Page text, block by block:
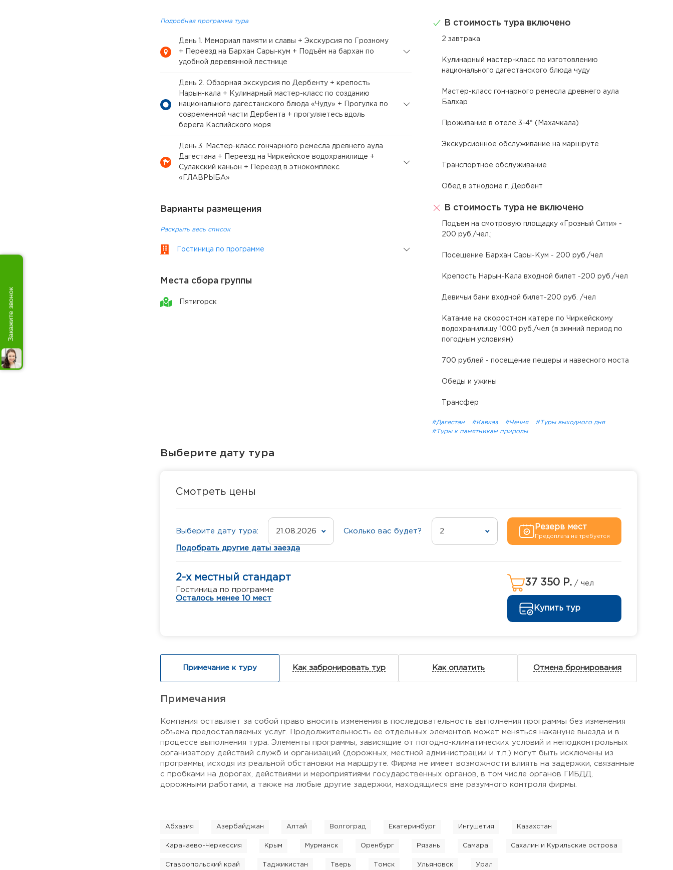
Подробная программа тура
День 1. Мемориал памяти и славы + Экскурсия по Грозному
+ Переезд на Бархан Сары-кум + Подъём на бархан по
удобной деревянной лестнице
День 2. Обзорная экскурсия по Дербенту + крепость
Нарын-кала + Кулинарный мастер-класс по созданию
национального дагестанского блюда «Чуду» + Прогулка по
современной части Дербента + прогуляетесь вдоль
берега Каспийского моря
День 3. Мастер-класс гончарного ремесла древнего аула
Дагестана + Переезд на Чиркейское водохранилище +
Сулакский каньон + Переезд в этнокомплекс
«ГЛАВРЫБА»
Варианты размещения
Раскрыть весь список
Гостиница по программе
Места сбора группы
Пятигорск
В стоимость тура включено
2 завтрака
Кулинарный мастер-класс по изготовлению
национального дагестанского блюда чуду
Мастер-класс гончарного ремесла древнего аула
Балхар
Проживание в отеле 3-4* (Махачкала)
Экскурсионное обслуживание на маршруте
Транспортное обслуживание
Обед в этнодоме г. Дербент
В стоимость тура не включено
Подъем на смотровую площадку «Грозный Сити» -
200 руб./чел.;
Посещение Бархан Сары-Кум - 200 руб./чел
Крепость Нарын-Кала входной билет -200 руб./чел
Девичьи бани входной билет-200 руб. /чел
Катание на скоростном катере по Чиркейскому
водохранилищу 1000 руб./чел (в зимний период по
погодным условиям)
700 рублей - посещение пещеры и навесного моста
Обеды и ужины
Трансфер
#Дагестан #Кавказ #Чечня
#Туры выходного дня
#Туры к памятникам природы
Выберите дату тура
Смотреть цены
Выберите дату тура: 21.08.2026 Сколько вас будет? 2
Резерв мест
Предоплата не требуется
Подобрать другие даты заезда
2-х местный стандарт
Гостиница по программе
Осталось менее 10 мест
37 350 Р./ чел
Купить тур
Примечание к туру Как забронировать тур Как оплатить Отмена бронирования
Примечания
Компания оставляет за собой право вносить изменения в последовательность выполнения программы без изменения
объема предоставляемых услуг. Продолжительность ее отдельных элементов может меняться накануне выезда и в
процессе выполнения тура. Элементы программы, зависящие от погодно-климатических условий и неподконтрольных
организатору действий служб и организаций (дорожных, местной администрации и т.п.) могут быть исключены из
программы, исходя из реальной обстановки на маршруте. Фирма не имеет возможности влиять на задержки, связанные
с пробками на дорогах, действиями и мероприятиями государственных органов, в том числе органов ГИБДД,
дорожными работами, а также на любые другие задержки, находящиеся вне разумного контроля фирмы.
Абхазия Азербайджан Алтай Волгоград Екатеринбург Ингушетия Казахстан
Карачаево-Черкессия Крым Мурманск Оренбург Рязань Самара Сахалин и Курильские острова
Ставропольский край Таджикистан Тверь Томск Ульяновск Урал
Закажите звонок